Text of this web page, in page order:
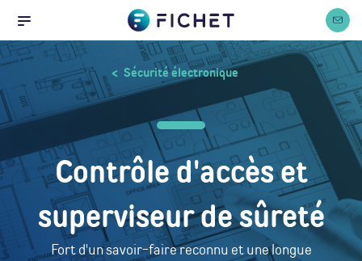
Menu Nous
Sécurité électronique
Contrôle d'accès et
superviseur de sûreté
Fort d'un savoir-faire reconnu et une longue
Panneau de gestion des cookies